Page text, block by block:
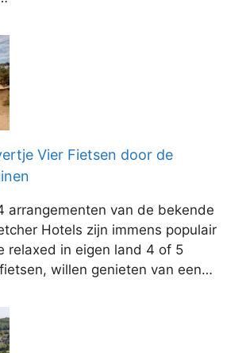
Vier Fietsen door de
arrangementen van de bekende
Hotels zijn immens populair
relaxed in eigen land 4 of 5
willen genieten van een…